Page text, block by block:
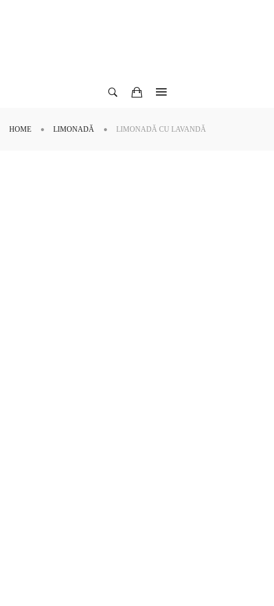
HOME LIMONADĂ LIMONADĂ CU LAVANDĂ